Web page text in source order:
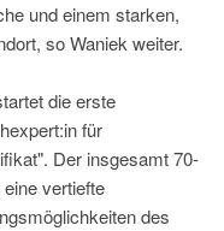
und einem starken,
so Waniek weiter.
die erste
für
Der insgesamt 70-
vertiefte
des